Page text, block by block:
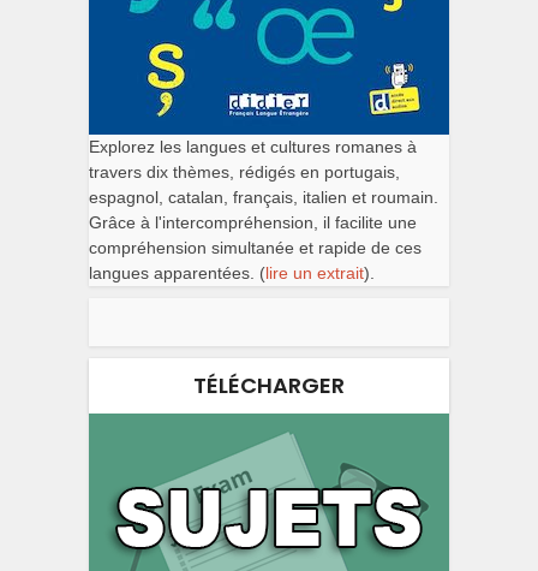
Explorez les langues et cultures romanes à
travers dix thèmes, rédigés en portugais,
espagnol, catalan, français, italien et roumain.
Grâce à l'intercompréhension, il facilite une
compréhension simultanée et rapide de ces
langues apparentées. (lire un extrait).
TÉLÉCHARGER